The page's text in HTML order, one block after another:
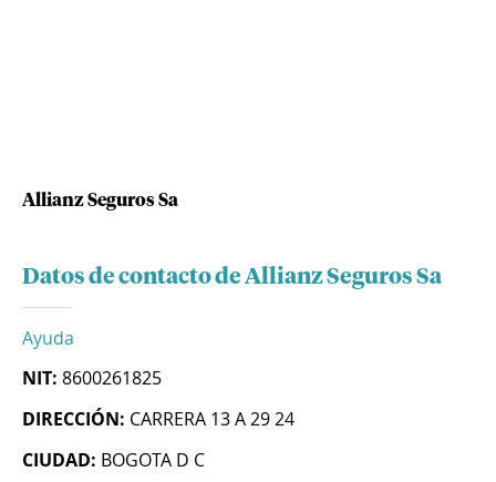
Allianz Seguros Sa
Datos de contacto de Allianz Seguros Sa
Ayuda
NIT: 8600261825
DIRECCIÓN: CARRERA 13 A 29 24
CIUDAD: BOGOTA D C